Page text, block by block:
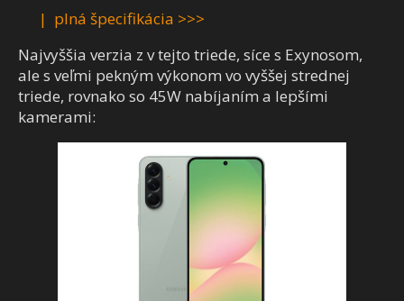
plná špecifikácia >>>
Najvyššia verzia z v tejto triede, síce s Exynosom,
ale s veľmi pekným výkonom vo vyššej strednej
triede, rovnako so 45W nabíjaním a lepšími
kamerami: